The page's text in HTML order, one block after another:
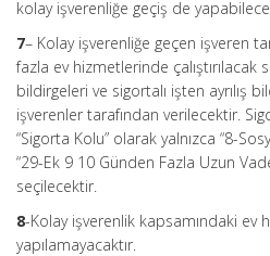
kolay işverenliğe geçiş de
7– Kolay işverenliğe geçen işveren
fazla ev hizmetlerinde çalıştırılacak
bildirgeleri ve sigortalı işten ayrılış
işverenler tarafından verilecektir.
“Sigorta Kolu” olarak yalnızca “8-
“29-Ek 9 10 Günden Fazla Uzun
seçilecektir.
8-Kolay işverenlik kapsamındaki ev
yapılamayacaktır.